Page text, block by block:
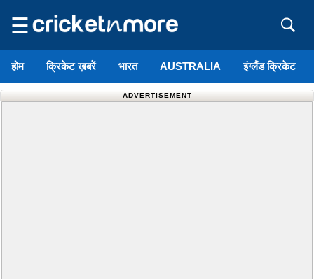
☰
होम क्रिकेट ख़बरें भारत AUSTRALIA इंग्लैंड क्रिकेट
ADVERTISEMENT